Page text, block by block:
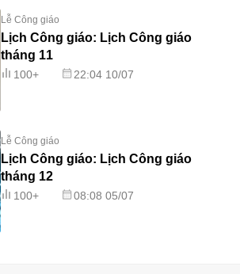
Lễ Công giáo
Lịch Công giáo: Lịch Công giáo
tháng 11
100+ 22:04 10/07
Lễ Công giáo
Lịch Công giáo: Lịch Công giáo
tháng 12
100+ 08:08 05/07